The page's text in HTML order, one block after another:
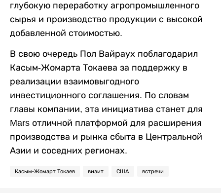
глубокую переработку агропромышленного
сырья и производство продукции с высокой
добавленной стоимостью.
В свою очередь Пол Вайраух поблагодарил
Касым-Жомарта Токаева за поддержку в
реализации взаимовыгодного
инвестиционного соглашения. По словам
главы компании, эта инициатива станет для
Mars отличной платформой для расширения
производства и рынка сбыта в Центральной
Азии и соседних регионах.
Касым-Жомарт Токаев визит США встречи